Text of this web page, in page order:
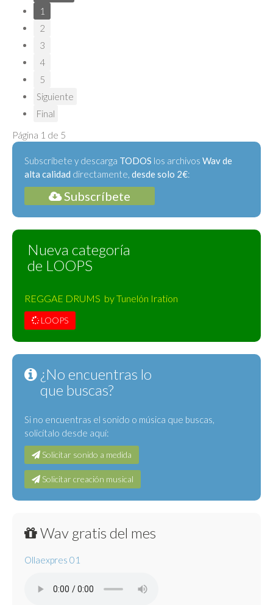
1
2
3
4
5
Siguiente
Final
Página 1 de 5
Subscríbete y descarga TODOS los archivos Wav de
alta calidad directamente, desde solo 2€:
Subscríbete
Nueva categoría
de LOOPS
REGGAE DRUMS by Tunelón Iration
LOOPS
¿No encuentras lo
que buscas?
Si no encuentras el sonido o música que buscas,
solicítalo desde aquí:
Solicitar sonido a medida
Solicitar creación musical
Wav gratis del mes
Ollaexpres 01